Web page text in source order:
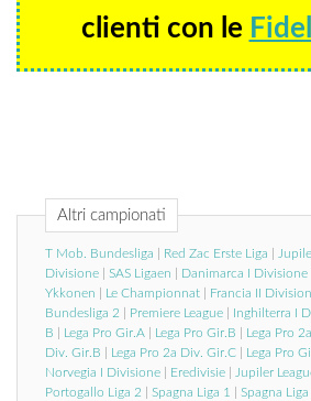
clienti con le
Altri campionati
T Mob. Bundesliga Red Zac Erste Liga
Divisione
SAS Ligaen Danimarca I Divisione
Ykkonen
Le Championnat Francia II
Bundesliga 2
Premiere League Inghilterra I
B
Lega Pro Gir.A Lega Pro Gir.B Lega Pro
Div. Gir.B
Lega Pro 2a Div. Gir.C Lega Pro
Norvegia I Divisione
Eredivisie Jupiler
Portogallo Liga 2
Spagna Liga 1 Spagna Liga